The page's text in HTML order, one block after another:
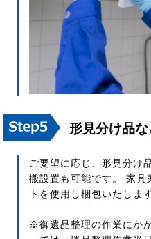
形見分け品
ご要望に応じ、形見分け
搬設置も可能です。 家具
トを使用し梱包いたします
※御遺品整理の作業にか